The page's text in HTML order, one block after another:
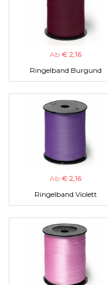
Ab € 2,16
Ringelband Burgund
Ab € 2,16
Ringelband Violett